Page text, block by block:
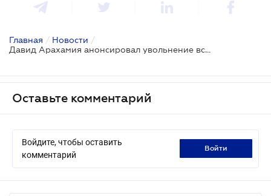
Главная / Новости /
Давид Арахамия анонсировал увольнение всего руководящего состава Государственной таможенной службы
Оставьте комментарий
Войдите, чтобы оставить
комментарий
войти